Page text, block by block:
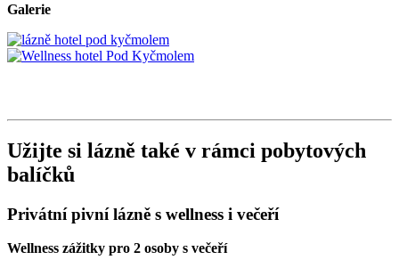
Galerie
Užijte si lázně také v rámci pobytových
balíčků
Privátní pivní lázně s wellness i večeří
Wellness zážitky pro 2 osoby s večeří